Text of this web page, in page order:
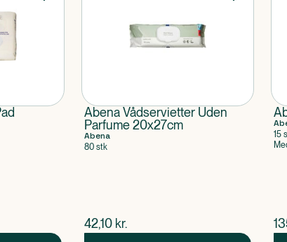
Abena Vådservietter Uden
Parfume 20x27cm
Abena
80 stk
$nuværende pris
42,10 kr.
15
$